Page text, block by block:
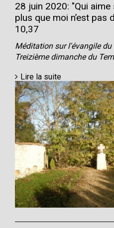
28 juin 2020: "Qui
plus que moi n’est pas
10,37
Méditation sur l'évangile
Treizième dimanche du
Lire la suite